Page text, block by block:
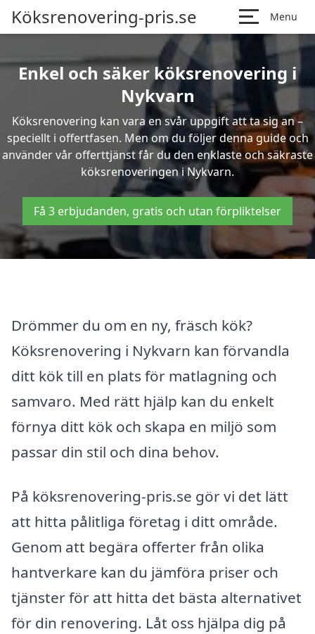
Köksrenovering-pris.se Menu
Enkel och säker köksrenovering i
Nykvarn
Köksrenovering kan vara en svår uppgift att ta sig an –
speciellt i offertfasen. Men om du följer denna guide och
använder vår offerttjänst får du den enklaste och säkraste
köksrenoveringen i Nykvarn.
Få 3 erbjudanden, gratis och utan förpliktelser
Drömmer du om en ny, fräsch kök?
Köksrenovering i Nykvarn kan förvandla
ditt kök till en plats för matlagning och
samvaro. Med rätt hjälp kan du enkelt
förnya ditt kök och skapa en miljö som
passar din stil och dina behov.
På köksrenovering-pris.se gör vi det lätt
att hitta pålitliga företag i ditt område.
Genom att begära offerter från olika
hantverkare kan du jämföra priser och
tjänster för att hitta det bästa alternativet
för din renovering. Låt oss hjälpa dig på